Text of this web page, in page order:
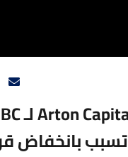
تسبب بانخفاض